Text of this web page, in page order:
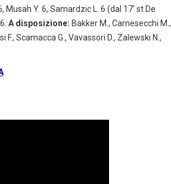
Musah Y. 6, Samardzic L. 6 (dal 17′ st De
A disposizione: Bakker M., Carnesecchi M.,
F., Scamacca G., Vavassori D., Zalewski N.,